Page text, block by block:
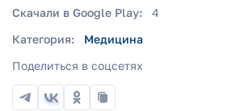
Скачали в Google Play:
4
Категория:
Медицина
Поделиться в соцсетях